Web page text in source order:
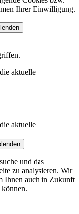
Ihrer Einwilligung.
aktuelle
aktuelle
und das
zu analysieren. Wir
Ihnen auch in Zukunft